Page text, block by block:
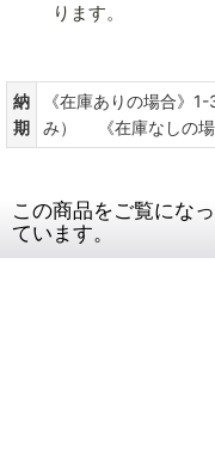
ります。
納
期
《在庫ありの場合》
み） 《在庫なしの場
この商品をご覧にな
ています。